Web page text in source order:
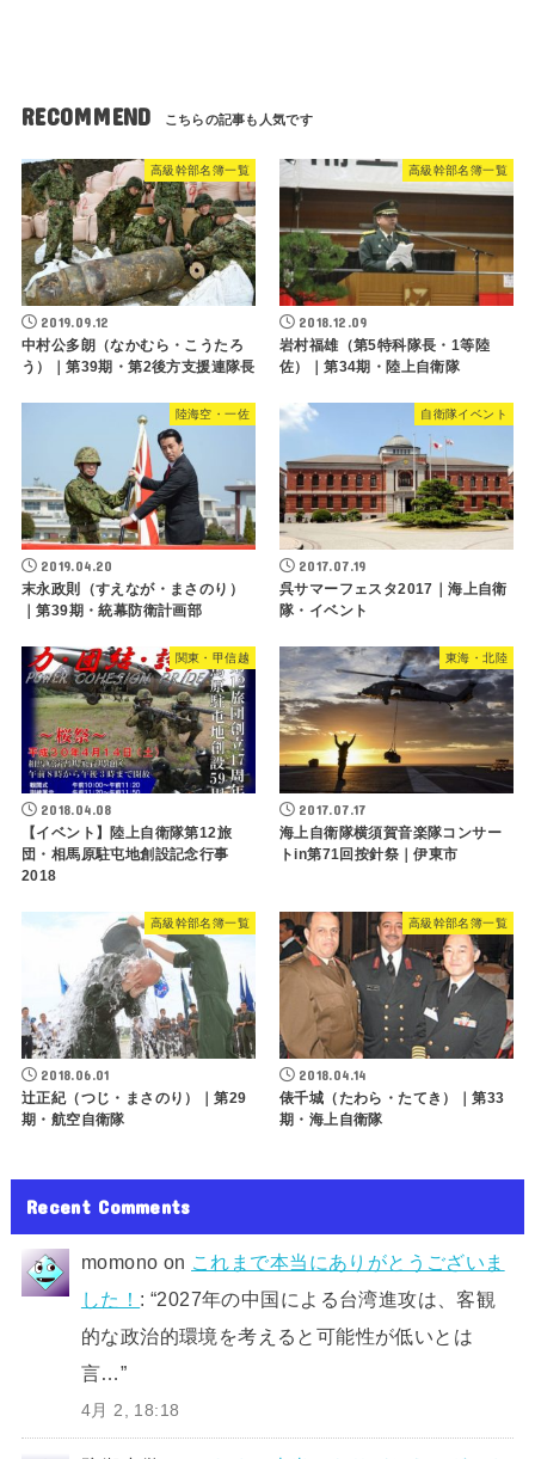
RECOMMEND
高級幹部名簿一覧
2019.09.12
中村公多朗（なかむら・こうたろ
う）｜第39期・第2後方支援連隊長
高級幹部名簿一覧
2018.12.09
岩村福雄（第5特科隊長・1等陸
佐）｜第34期・陸上自衛隊
陸海空・一佐
2019.04.20
末永政則（すえなが・まさのり）
｜第39期・統幕防衛計画部
自衛隊イベント
2017.07.19
呉サマーフェスタ2017｜海上自衛
隊・イベント
関東・甲信越
2018.04.08
【イベント】陸上自衛隊第12旅
団・相馬原駐屯地創設記念行事
2018
東海・北陸
2017.07.17
海上自衛隊横須賀音楽隊コンサー
トin第71回按針祭｜伊東市
高級幹部名簿一覧
2018.06.01
辻正紀（つじ・まさのり）｜第29
期・航空自衛隊
高級幹部名簿一覧
2018.04.14
俵千城（たわら・たてき）｜第33
期・海上自衛隊
Recent Comments
momono on これまで本当にありがとうございま
した！ : “2027年の中国による台湾進攻は、客観
的な政治的環境を考えると可能性が低いとは
言…”
4月 2, 18:18